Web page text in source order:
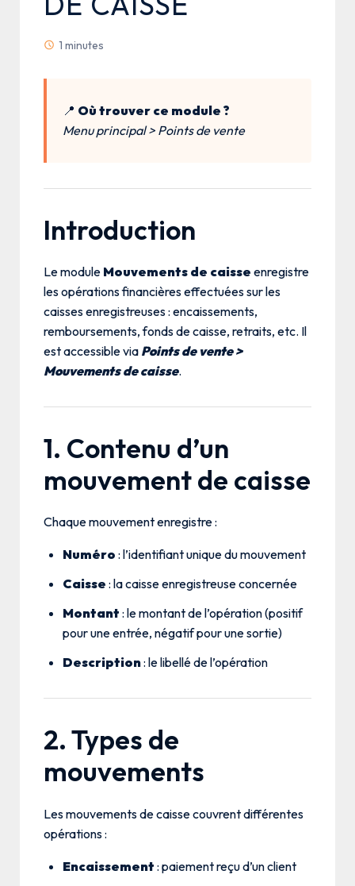
1 minutes
📍 Où trouver ce module ?
Menu principal > Points de vente
Introduction
Le module Mouvements de caisse enregistre
les opérations financières effectuées sur les
caisses enregistreuses : encaissements,
remboursements, fonds de caisse, retraits, etc. Il
est accessible via Points de vente >
Mouvements de caisse.
1. Contenu d’un
mouvement de caisse
Chaque mouvement enregistre :
Numéro : l’identifiant unique du mouvement
Caisse : la caisse enregistreuse concernée
Montant : le montant de l’opération (positif
pour une entrée, négatif pour une sortie)
Description: le libellé de l’opération
2. Types de
mouvements
Les mouvements de caisse couvrent différentes
opérations :
Encaissement : paiement reçu d’un client